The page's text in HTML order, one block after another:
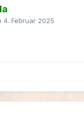
4. Februar 2025